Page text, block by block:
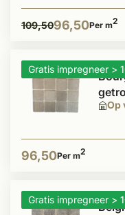
109,5096,50Per m2
Gratis impregneer >
Op
96,50Per m2
Gratis impregneer >